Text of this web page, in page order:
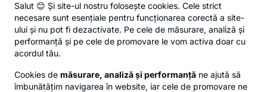
Salut 😊 Și site-ul nostru folosește cookies. Cele strict
necesare sunt esențiale pentru funcționarea corectă a site-
ului și nu pot fi dezactivate. Pe cele de măsurare, analiză și
performanță și pe cele de promovare le vom activa doar cu
acordul tău.
Cookies de măsurare, analiză și performanță ne ajută să
îmbunătățim navigarea în website, iar cele de promovare ne